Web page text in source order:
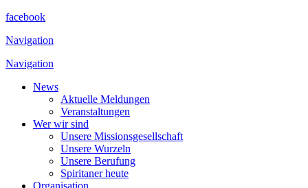
facebook
Navigation
Navigation
News
Aktuelle Meldungen
Veranstaltungen
Wer wir sind
Unsere Missionsgesellschaft
Unsere Wurzeln
Unsere Berufung
Spiritaner heute
Organisation